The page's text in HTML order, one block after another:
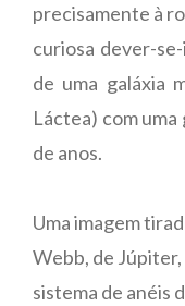
precisamente à
curiosa dever-
de uma galáxia
Láctea) com
de anos.
Uma imagem
Webb, de
sistema de anéis